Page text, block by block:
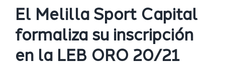
El Melilla Sport Capital
formaliza su inscripción
en la LEB ORO 20/21